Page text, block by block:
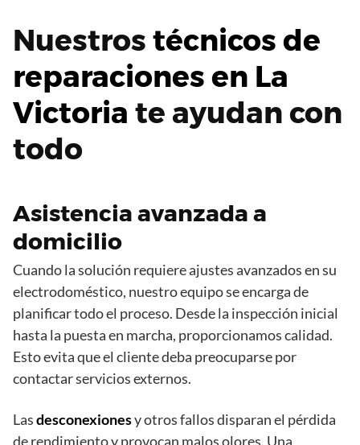
Nuestros técnicos de
reparaciones en La
Victoria te ayudan con
todo
Asistencia avanzada a
domicilio
Cuando la solución requiere ajustes avanzados en su
electrodoméstico, nuestro equipo se encarga de
planificar todo el proceso. Desde la inspección inicial
hasta la puesta en marcha, proporcionamos calidad.
Esto evita que el cliente deba preocuparse por
contactar servicios externos.
Lasdesconexionesy otros fallos disparan el pérdida
de rendimiento y provocan malos olores. Una